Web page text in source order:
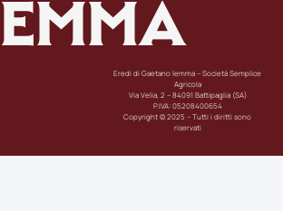
Eredi di Gaetano Iemma – Società Semplice
Agricola
Via Velia, 2 – 84091 Battipaglia (SA)
P.IVA: 05208400654
Copyright © 2025 – Tutti i diritti sono
riservati